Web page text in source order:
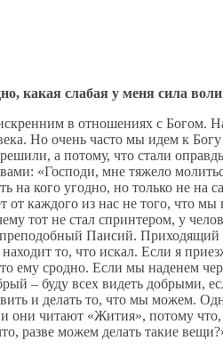
какая слабая у меня сила
в отношениях с Богом.
Но очень часто мы идем к
а потому, что стали
«Господи, мне тяжело
на кого угодно, но только не
каждого из нас не того, что
тот не стал спринтером, у
Паисий. Приходящий
то, что искал. Если я
ему сродно. Если мы наденем
– буду всех видеть добрыми,
и делать то, что мы можем.
читают «Жития», потому что,
можем делать такие